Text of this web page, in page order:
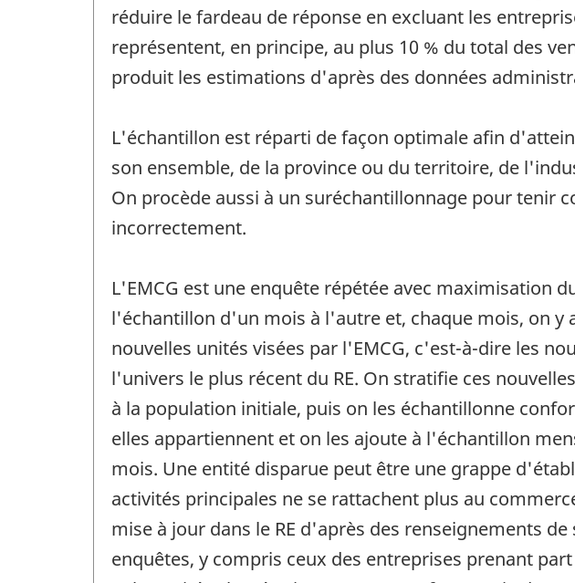
réduire le fardeau de réponse en excluant les
représentent, en principe, au plus 10 % du total des
produit les estimations d'après des données
L'échantillon est réparti de façon optimale afin
son ensemble, de la province ou du territoire, de
On procède aussi à un suréchantillonnage pour tenir
incorrectement.
L'EMCG est une enquête répétée avec maximisation
l'échantillon d'un mois à l'autre et, chaque mois, on y
nouvelles unités visées par l'EMCG, c'est-à-dire les
l'univers le plus récent du RE. On stratifie ces
à la population initiale, puis on les échantillonne
elles appartiennent et on les ajoute à l'échantillon
mois. Une entité disparue peut être une grappe
activités principales ne se rattachent plus au
mise à jour dans le RE d'après des renseignements
enquêtes, y compris ceux des entreprises prenant